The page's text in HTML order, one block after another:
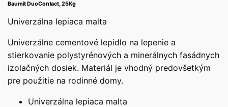
Baumit DuoContact, 25Kg
Univerzálna lepiaca malta
Univerzálne cementové lepidlo na lepenie a
stierkovanie polystyrénových a minerálnych fasádnych
izolačných dosiek. Materiál je vhodný predovšetkým
pre použitie na rodinné domy.
Univerzálna lepiaca malta